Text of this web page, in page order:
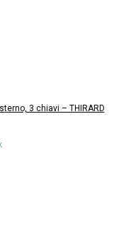
3 chiavi – THIRARD